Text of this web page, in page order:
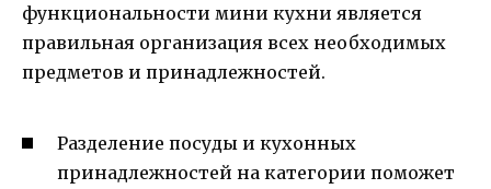
функциональности мини кухни является
правильная организация всех необходимых
предметов и принадлежностей.
Разделение посуды и кухонных
принадлежностей на категории поможет